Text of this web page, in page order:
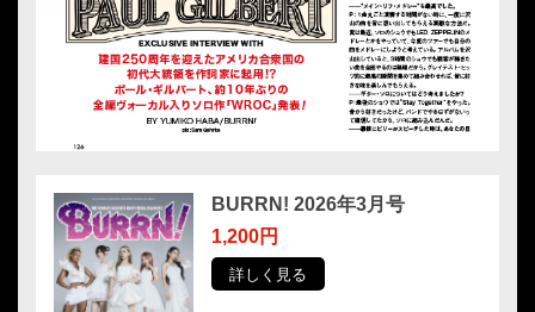
BURRN! 2026年3月号
1,200円
詳しく見る